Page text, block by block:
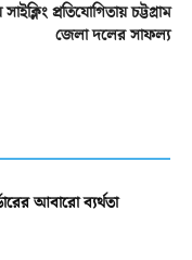
প্রতিযোগিতায় চট্টগ্রাম
জেলা দলের সাফল্য
আবারো ব্যর্থতা